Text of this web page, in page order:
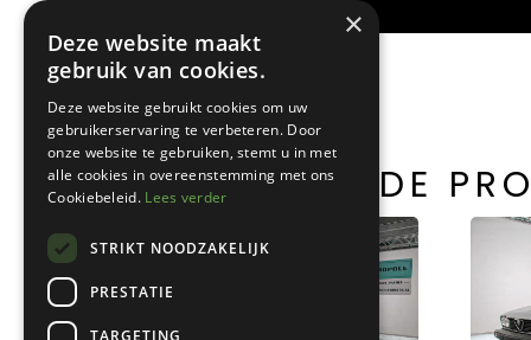
GERELATEERDE
×
Deze website maakt
gebruik van cookies.
Deze website gebruikt cookies om uw
gebruikerservaring te verbeteren. Door
onze website te gebruiken, stemt u in met
alle cookies in overeenstemming met ons
Cookiebeleid. Lees verder
STRIKT NOODZAKELIJK
PRESTATIE
TARGETING